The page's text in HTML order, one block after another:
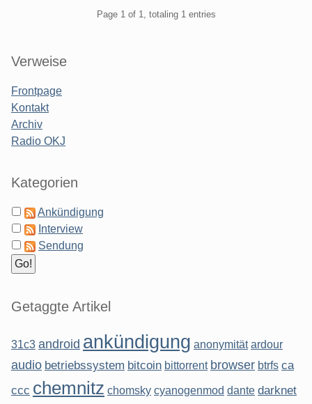
Page 1 of 1, totaling 1 entries
Sidebar
Verweise
Frontpage
Kontakt
Archiv
Radio OKJ
Kategorien
Ankündigung
Interview
Sendung
Getaggte Artikel
31c3 android ankündigung anonymität ardour
audio betriebssystem bitcoin bittorrent browser btrfs ca
ccc chemnitz chomsky cyanogenmod dante darknet